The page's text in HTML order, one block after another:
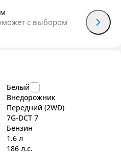
с выбором
Белый
Внедорож­ник
Передний (2WD)
7G-DCT 7
Бензин
1.6 л
186 л.с.